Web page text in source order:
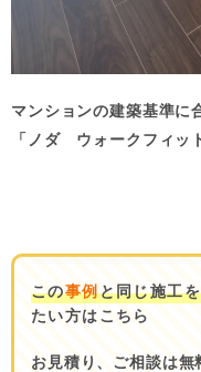
マンションの建築基準に
「ノダ ウォークフィッ
この事例と同じ施工
たい方はこちら
お見積り、ご相談は